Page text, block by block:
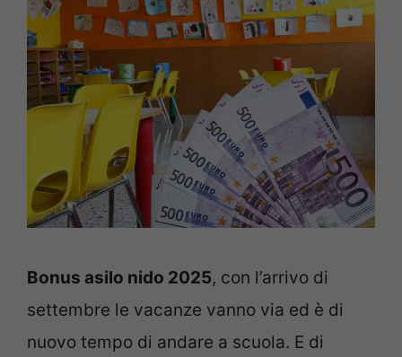
Bonus asilo nido 2025, con l’arrivo di
settembre le vacanze vanno via ed è di
nuovo tempo di andare a scuola. E di